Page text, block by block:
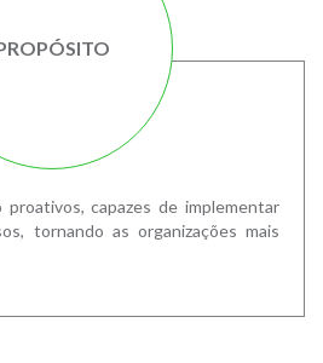
capazes de implementar
tornando as organizações mais